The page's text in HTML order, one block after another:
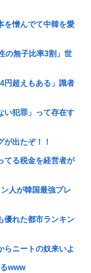
を憎んでて中韓を愛
の無子比率3割」世
円超えもある」識者
い犯罪」って存在す
が出たぞ！！
てる税金を経営者が
人が韓国最強プレ
優れた都市ランキン
らニートの奴来いよ
www